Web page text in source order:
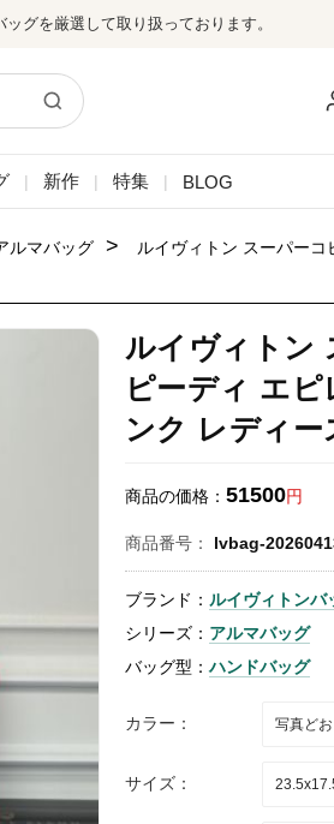
グを厳選して取り扱っております。
| 新作 | 特集 | BLOG
ルマバッグ >
ルイヴィトン スーパー
ルイヴィトン
ピーディ エ
ンク レディー
商品の価格： 51500円
商品番号： lvbag-
ブランド： ルイヴィトンバ
シリーズ： アルマバッグ
バッグ型：ハンドバッグ
カラー：
サイズ：